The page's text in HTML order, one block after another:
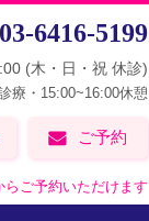
03-6416-5199
(木・日・祝 休診)
療・15:00~16:00休憩
ご予約
ご予約いただけます